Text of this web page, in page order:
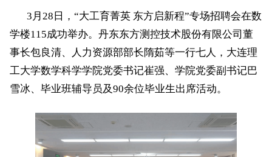
3 月 28 日，“大工育菁英 东方启新程”专场招聘会在数
学楼115成功举办。丹东东方测控技术股份有限公司董
事长包良清、人力资源部部长隋茹等一行七人，大连理
工大学数学科学学院党委书记崔强、学院党委副书记巴
雪冰、毕业班辅导员及90余位毕业生出席活动。